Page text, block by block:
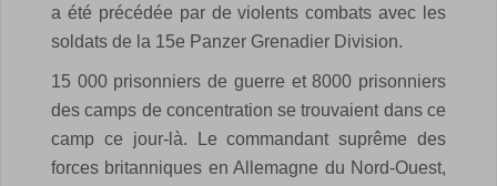
a été précédée par de violents combats avec les
soldats de la 15e Panzer Grenadier Division.
15 000 prisonniers de guerre et 8000 prisonniers
des camps de concentration se trouvaient dans ce
camp ce jour-là. Le commandant suprême des
forces britanniques en Allemagne du Nord-Ouest,